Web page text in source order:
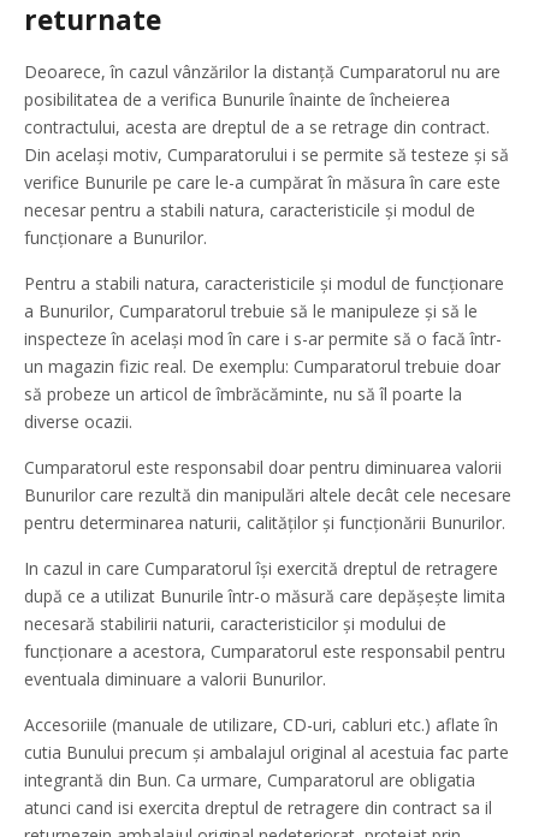
returnate
Deoarece, în cazul vânzărilor la distanță Cumparatorul nu are
posibilitatea de a verifica Bunurile înainte de încheierea
contractului, acesta are dreptul de a se retrage din contract.
Din același motiv, Cumparatorului i se permite să testeze și să
verifice Bunurile pe care le-a cumpărat în măsura în care este
necesar pentru a stabili natura, caracteristicile și modul de
funcționare a Bunurilor.
Pentru a stabili natura, caracteristicile și modul de funcționare
a Bunurilor, Cumparatorul trebuie să le manipuleze și să le
inspecteze în același mod în care i s-ar permite să o facă într-
un magazin fizic real. De exemplu: Cumparatorul trebuie doar
să probeze un articol de îmbrăcăminte, nu să îl poarte la
diverse ocazii.
Cumparatorul este responsabil doar pentru diminuarea valorii
Bunurilor care rezultă din manipulări altele decât cele necesare
pentru determinarea naturii, calităților și funcționării Bunurilor.
In cazul in care Cumparatorul își exercită dreptul de retragere
după ce a utilizat Bunurile într-o măsură care depășește limita
necesară stabilirii naturii, caracteristicilor și modului de
funcționare a acestora, Cumparatorul este responsabil pentru
eventuala diminuare a valorii Bunurilor.
Accesoriile (manuale de utilizare, CD-uri, cabluri etc.) aflate în
cutia Bunului precum și ambalajul original al acestuia fac parte
integrantă din Bun. Ca urmare, Cumparatorul are obligatia
atunci cand isi exercita dreptul de retragere din contract sa il